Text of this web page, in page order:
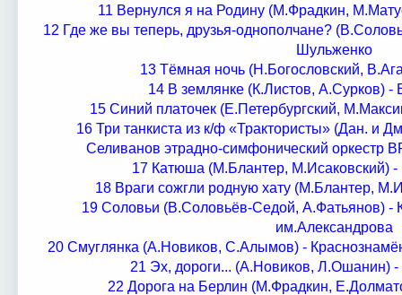
11 Вернулся я на Родину (М.Фрадкин,
12 Где же вы теперь, друзья-однополчане?
Шульженко
13 Тёмная ночь (Н.Богословский,
14 В землянке (К.Листов, А.Сурков)
15 Синий платочек (Е.Петербургский,
16 Три танкиста из к/ф «Трактористы» (Дан. и
Селиванов этрадно-симфонический оркестр
17 Катюша (М.Блантер, М.Исаковский) -
18 Враги сожгли родную хату (М.Блантер,
19 Соловьи (В.Соловьёв-Седой, А.Фатьянов) -
им.Александрова
20 Смуглянка (А.Новиков, С.Алымов) -
21 Эх, дороги... (А.Новиков, Л.Ошанин) -
22 Дорога на Берлин (М.Фрадкин,